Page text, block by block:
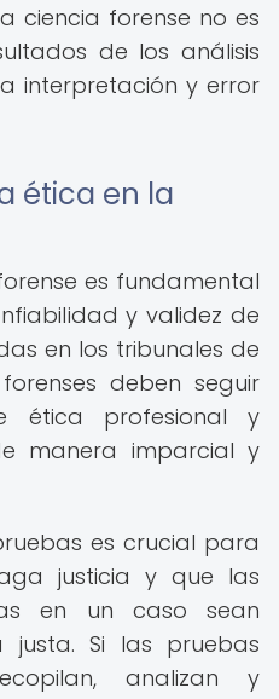
ciencia forense no es
de los análisis
interpretación y error
ética en la
es fundamental
y validez de
en los tribunales de
deben seguir
ética profesional y
manera imparcial y
es crucial para
justicia y que las
en un caso sean
Si las pruebas
analizan y